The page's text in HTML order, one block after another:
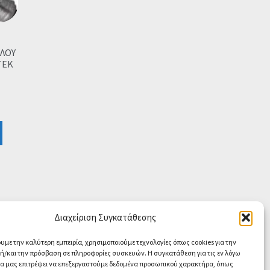
Διαχείριση Συγκατάθεσης
την καλύτερη εμπειρία, χρησιμοποιούμε τεχνολογίες όπως cookies για την
και την πρόσβαση σε πληροφορίες συσκευών. Η συγκατάθεση για τις εν λόγω
μας επιτρέψει να επεξεργαστούμε δεδομένα προσωπικού χαρακτήρα, όπως